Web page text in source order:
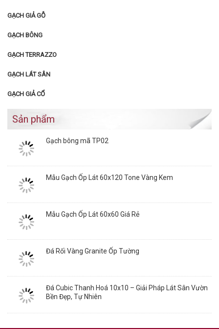
GẠCH GIẢ GỖ
GẠCH BÔNG
GẠCH TERRAZZO
GẠCH LÁT SÂN
GẠCH GIẢ CỔ
Sản phẩm
Gạch bông mã TP02
Mẫu Gạch Ốp Lát 60x120 Tone Vàng Kem
Mẫu Gạch Ốp Lát 60x60 Giá Rẻ
Đá Rối Vàng Granite Ốp Tường
Đá Cubic Thanh Hoá 10x10 – Giải Pháp Lát Sân Vườn
Bền Đẹp, Tự Nhiên